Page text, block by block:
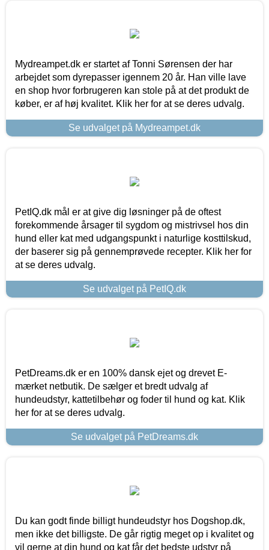
Mydreampet.dk er startet af Tonni Sørensen der har
arbejdet som dyrepasser igennem 20 år. Han ville lave
en shop hvor forbrugeren kan stole på at det produkt de
køber, er af høj kvalitet. Klik her for at se deres udvalg.
Se udvalget på Mydreampet.dk
PetIQ.dk mål er at give dig løsninger på de oftest
forekommende årsager til sygdom og mistrivsel hos din
hund eller kat med udgangspunkt i naturlige kosttilskud,
der baserer sig på gennemprøvede recepter. Klik her for
at se deres udvalg.
Se udvalget på PetIQ.dk
PetDreams.dk er en 100% dansk ejet og drevet E-
mærket netbutik. De sælger et bredt udvalg af
hundeudstyr, kattetilbehør og foder til hund og kat. Klik
her for at se deres udvalg.
Se udvalget på PetDreams.dk
Du kan godt finde billigt hundeudstyr hos Dogshop.dk,
men ikke det billigste. De går rigtig meget op i kvalitet og
vil gerne at din hund og kat får det bedste udstyr på